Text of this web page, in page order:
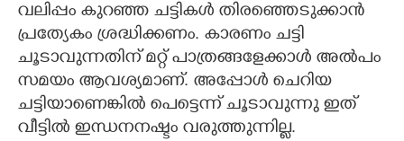
വലിപ്പം കുറഞ്ഞ ചട്ടികൾ തിരഞ്ഞെടുക്കാൻ
പ്രത്യേകം ശ്രദ്ധിക്കണം. കാരണം ചട്ടി
ചൂടാവുന്നതിന് മറ്റ് പാത്രങ്ങളേക്കാൾ അൽപം
സമയം ആവശ്യമാണ്. അപ്പോൾ ചെറിയ
ചട്ടിയാണെങ്കിൽ പെട്ടെന്ന് ചൂടാവുന്നു ഇത്
വീട്ടിൽ ഇന്ധനനഷ്ടം വരുത്തുന്നില്ല.